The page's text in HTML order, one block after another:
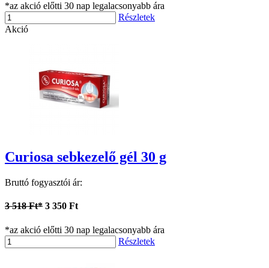
*az akció előtti 30 nap legalacsonyabb ára
Részletek
Akció
Curiosa sebkezelő gél 30 g
Bruttó fogyasztói ár:
3 518 Ft* 3 350 Ft
*az akció előtti 30 nap legalacsonyabb ára
Részletek